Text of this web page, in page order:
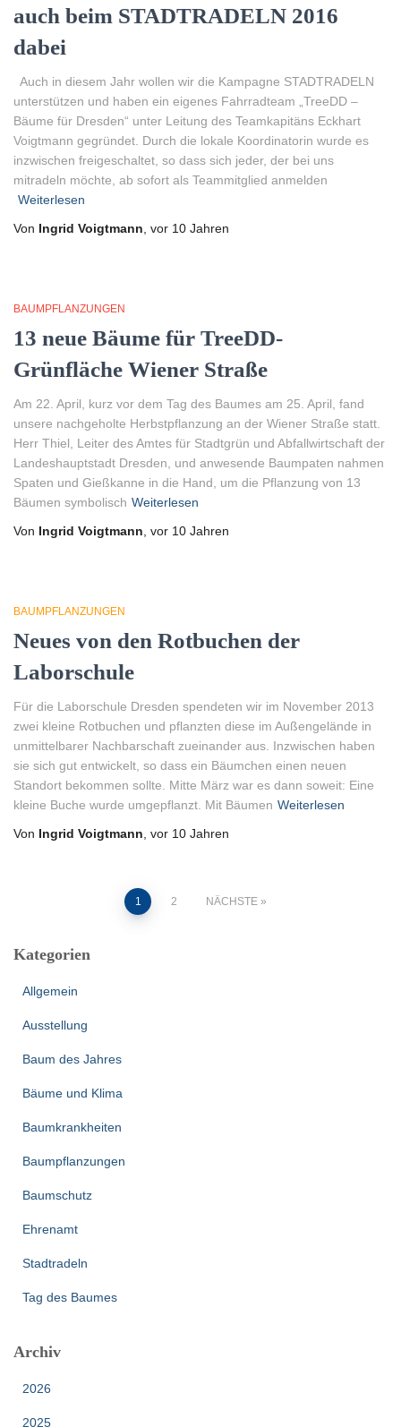
auch beim STADTRADELN 2016
dabei
Auch in diesem Jahr wollen wir die Kampagne STADTRADELN
unterstützen und haben ein eigenes Fahrradteam „TreeDD –
Bäume für Dresden“ unter Leitung des Teamkapitäns Eckhart
Voigtmann gegründet. Durch die lokale Koordinatorin wurde es
inzwischen freigeschaltet, so dass sich jeder, der bei uns
mitradeln möchte, ab sofort als Teammitglied anmelden
Weiterlesen
Von Ingrid Voigtmann , vor 10 Jahren
BAUMPFLANZUNGEN
13 neue Bäume für TreeDD-
Grünfläche Wiener Straße
Am 22. April, kurz vor dem Tag des Baumes am 25. April, fand
unsere nachgeholte Herbstpflanzung an der Wiener Straße statt.
Herr Thiel, Leiter des Amtes für Stadtgrün und Abfallwirtschaft der
Landeshauptstadt Dresden, und anwesende Baumpaten nahmen
Spaten und Gießkanne in die Hand, um die Pflanzung von 13
Bäumen symbolisch Weiterlesen
Von Ingrid Voigtmann , vor 10 Jahren
BAUMPFLANZUNGEN
Neues von den Rotbuchen der
Laborschule
Für die Laborschule Dresden spendeten wir im November 2013
zwei kleine Rotbuchen und pflanzten diese im Außengelände in
unmittelbarer Nachbarschaft zueinander aus. Inzwischen haben
sie sich gut entwickelt, so dass ein Bäumchen einen neuen
Standort bekommen sollte. Mitte März war es dann soweit: Eine
kleine Buche wurde umgepflanzt. Mit Bäumen Weiterlesen
Von Ingrid Voigtmann , vor 10 Jahren
Seitennummerierung
der
Beiträge
1 2 NÄCHSTE
Kategorien
Allgemein
Ausstellung
Baum des Jahres
Bäume und Klima
Baumkrankheiten
Baumpflanzungen
Baumschutz
Ehrenamt
Stadtradeln
Tag des Baumes
Archiv
2026
2025